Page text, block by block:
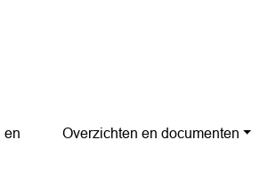
en Overzichten en documenten